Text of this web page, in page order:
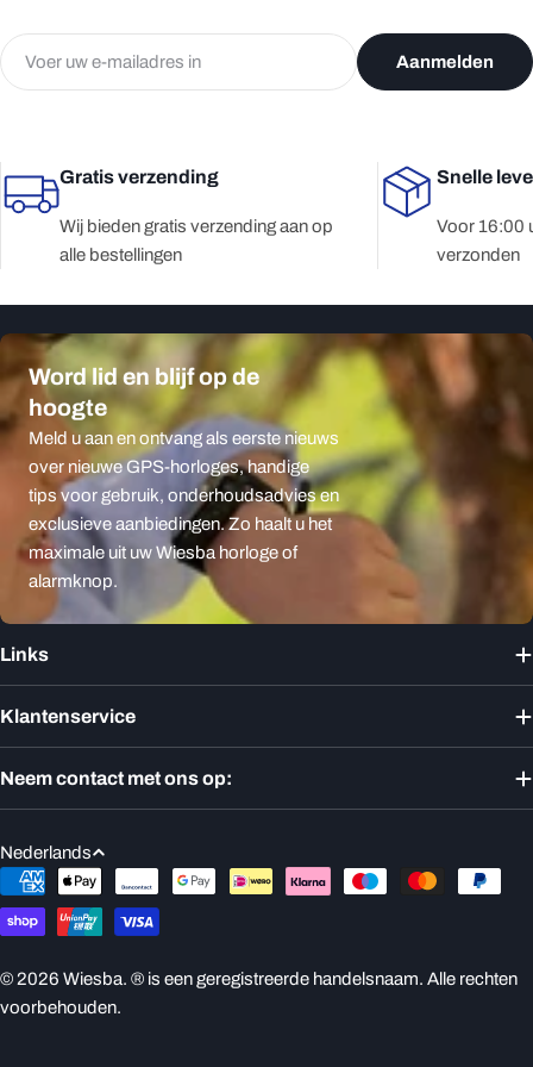
E-
mail
Aanmelden
Gratis verzending
Wij bieden gratis verzending aan op
alle bestellingen
Snelle
Voor 16:00
verzonden
Word lid en blijf op de
hoogte
Meld u aan en ontvang als eerste nieuws
over nieuwe GPS-horloges, handige
tips voor gebruik, onderhoudsadvies en
exclusieve aanbiedingen. Zo haalt u het
maximale uit uw Wiesba horloge of
alarmknop.
Links
Klantenservice
Neem contact met ons op:
T
a
l
Nederlands
Betaalmethoden
© 2026 Wiesba. ® is een geregistreerde handelsnaam. Alle rechten
voorbehouden.